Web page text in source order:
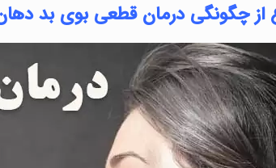
از چگونگی درمان قطعی بوی بد